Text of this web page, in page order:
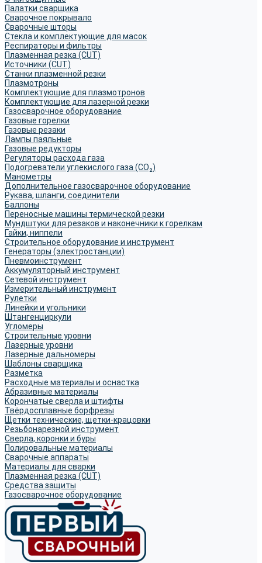
Палатки сварщика
Сварочное покрывало
Сварочные шторы
Стекла и комплектующие для масок
Респираторы и фильтры
Плазменная резка (CUT)
Источники (CUT)
Станки плазменной резки
Плазмотроны
Комплектующие для плазмотронов
Комплектующие для лазерной резки
Газосварочное оборудование
Газовые горелки
Газовые резаки
Лампы паяльные
Газовые редукторы
Регуляторы расхода газа
Подогреватели углекислого газа (CO₂)
Манометры
Дополнительное газосварочное оборудование
Рукава, шланги, соединители
Баллоны
Переносные машины термической резки
Мундштуки для резаков и наконечники к горелкам
Гайки, ниппели
Строительное оборудование и инструмент
Генераторы (электростанции)
Пневмоинструмент
Аккумуляторный инструмент
Сетевой инструмент
Измерительный инструмент
Рулетки
Линейки и угольники
Штангенциркули
Угломеры
Строительные уровни
Лазерные уровни
Лазерные дальномеры
Шаблоны сварщика
Разметка
Расходные материалы и оснастка
Абразивные материалы
Корончатые сверла и штифты
Твёрдосплавные борфрезы
Щетки технические, щетки-крацовки
Резьбонарезной инструмент
Сверла, коронки и буры
Полировальные материалы
Сварочные аппараты
Материалы для сварки
Плазменная резка (CUT)
Средства защиты
Газосварочное оборудование